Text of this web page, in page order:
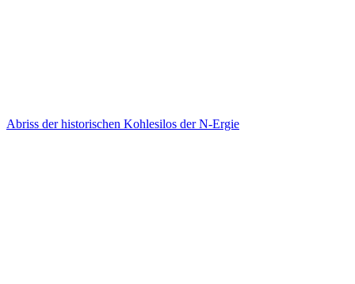
Abriss der historischen Kohlesilos der N-Ergie